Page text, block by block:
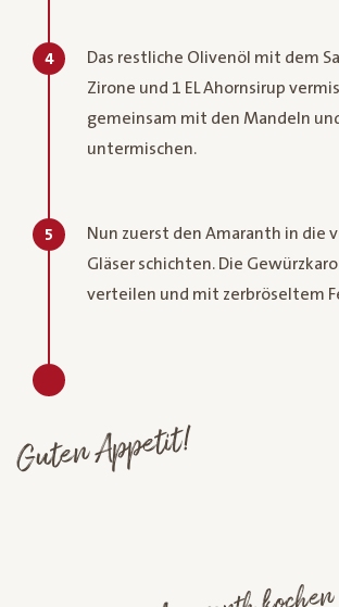
4
Das restliche Olivenöl mit dem
Zirone und 1 EL Ahornsirup
gemeinsam mit den Mandeln
untermischen.
5
Nun zuerst den Amaranth in die
Gläser schichten. Die
verteilen und mit zerbröseltem
Guten Appetit!